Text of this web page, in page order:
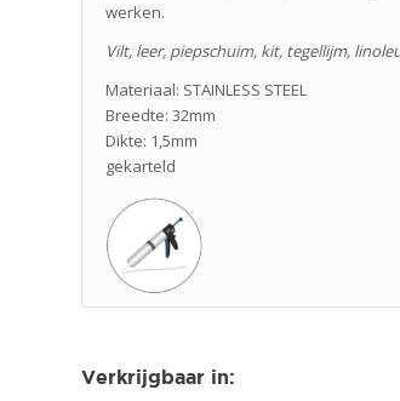
werken.
Vilt, leer, piepschuim, kit, tegellijm,
Materiaal: STAINLESS STEEL
Breedte: 32mm
Dikte: 1,5mm
gekarteld
Verkrijgbaar in: